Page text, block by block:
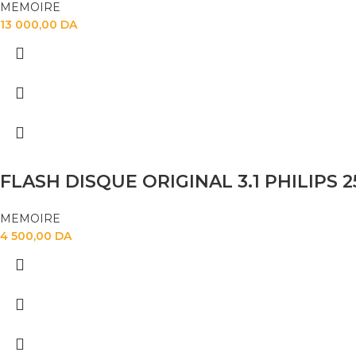
MEMOIRE
13 000,00 DA
FLASH DISQUE ORIGINAL 3.1 PHILIPS
MEMOIRE
4 500,00 DA